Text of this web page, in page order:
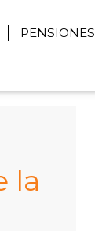
PENSIONES
la